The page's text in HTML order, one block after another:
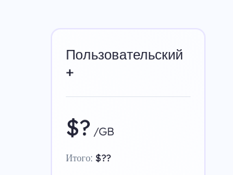
Пользовательский
+
$? /GB
Итого: $??